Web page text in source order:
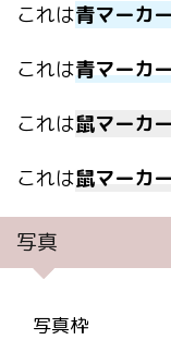
これは青マーカー
これは青マーカ
これは鼠マーカー
これは鼠マーカ
写真
写真枠